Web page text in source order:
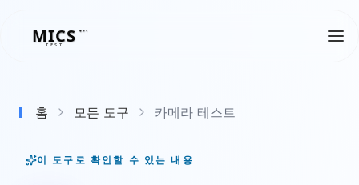
MICS
MICS
TEST
홈 모든 도구 카메라 테스트
이 도구로 확인할 수 있는 내용